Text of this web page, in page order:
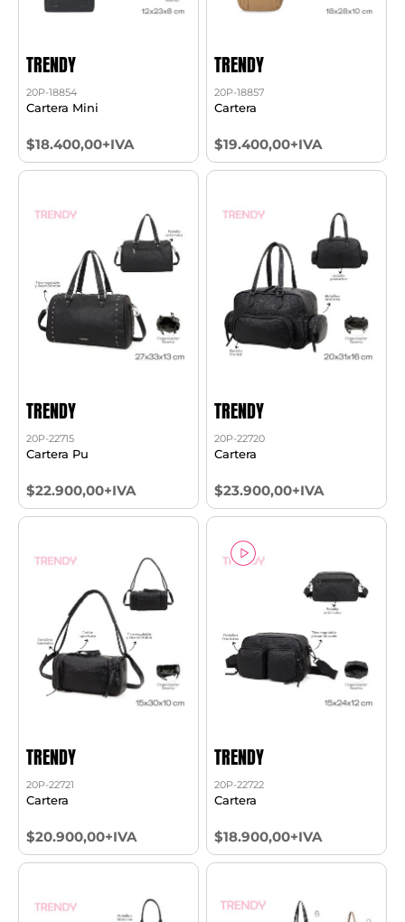
TRENDY
20P-18854
Cartera Mini
$18.400,00+IVA
TRENDY
20P-18857
Cartera
$19.400,00+IVA
TRENDY
20P-22715
Cartera Pu
$22.900,00+IVA
TRENDY
20P-22720
Cartera
$23.900,00+IVA
TRENDY
20P-22721
Cartera
$20.900,00+IVA
TRENDY
20P-22722
Cartera
$18.900,00+IVA